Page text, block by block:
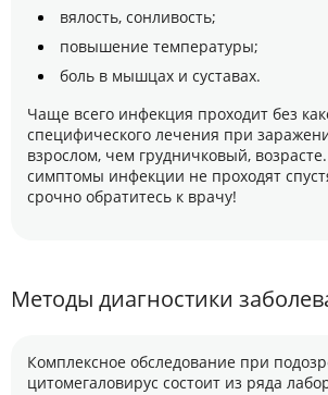
вялость, сонливость;
повышение температуры;
боль в мышцах и суставах.
Чаще всего инфекция проходит без
специфического лечения при
взрослом, чем грудничковый,
симптомы инфекции не проходят
срочно обратитесь к врачу!
Методы диагностики
Комплексное обследование при
цитомегаловирус состоит из ряда